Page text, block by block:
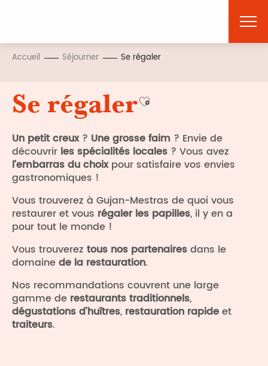
principal
Accueil Séjourner Se régaler
Se régalerAjouter aux favoris
Un petit creux? Une grosse faim ? Envie de
découvrir les spécialités locales ? Vous avez
l’embarras du choixpour satisfaire vos envies
gastronomiques !
Vous trouverez à Gujan-Mestras de quoi vous
restaurer et vous régaler les papilles, il y en a
pour tout le monde !
Vous trouverez tous nos partenairesdans le
domainede la restauration.
Nos recommandations couvrent une large
gamme de restaurants traditionnels,
dégustations d’huîtres, restauration rapideet
traiteurs.